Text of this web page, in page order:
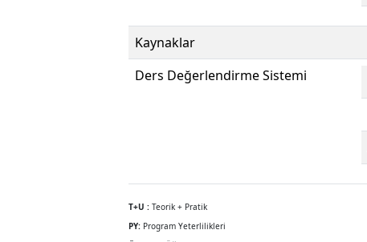
Kaynaklar
Ders Değerlendirme Sistemi
T+U : Teorik + Pratik
PY: Program Yeterlilikleri